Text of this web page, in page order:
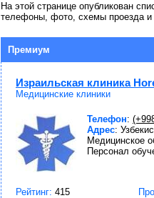
На этой странице опубликован
телефоны, фото, схемы проезда и
Премиум
Израильская клиника
Медицинские клиники
Телефон:
Адрес:
Медицинское
Персонал
Рейтинг: 415